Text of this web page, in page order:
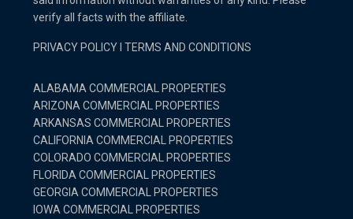
verify all facts with the affiliate.
PRIVACY POLICY TERMS AND CONDITIONS
ALABAMA COMMERCIAL PROPERTIES
ARIZONA COMMERCIAL PROPERTIES
ARKANSAS COMMERCIAL PROPERTIES
CALIFORNIA COMMERCIAL PROPERTIES
COLORADO COMMERCIAL PROPERTIES
FLORIDA COMMERCIAL PROPERTIES
GEORGIA COMMERCIAL PROPERTIES
IOWA COMMERCIAL PROPERTIES